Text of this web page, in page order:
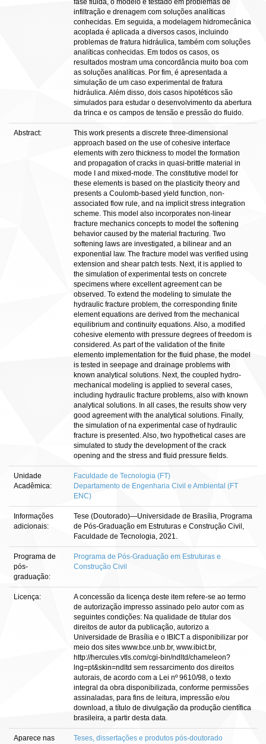
fase fluida, o modelo é testado em problemas de
infiltração e drenagem com soluções analíticas
conhecidas. Em seguida, a modelagem hidromecânica
acoplada é aplicada a diversos casos, incluindo
problemas de fratura hidráulica, também com soluções
analíticas conhecidas. Em todos os casos, os
resultados mostram uma concordância muito boa com
as soluções analíticas. Por fim, é apresentada a
simulação de um caso experimental de fratura
hidráulica. Além disso, dois casos hipotéticos são
simulados para estudar o desenvolvimento da abertura
da trinca e os campos de tensão e pressão do fluido.
Abstract:
This work presents a discrete three-dimensional
approach based on the use of cohesive interface
elements with zero thickness to model the formation
and propagation of cracks in quasi-brittle material in
mode I and mixed-mode. The constitutive model for
these elements is based on the plasticity theory and
presents a Coulomb-based yield function, non-
associated flow rule, and na implicit stress integration
scheme. This model also incorporates non-linear
fracture mechanics concepts to model the softening
behavior caused by the material fracturing. Two
softening laws are investigated, a bilinear and an
exponential law. The fracture model was verified using
extension and shear patch tests. Next, it is applied to
the simulation of experimental tests on concrete
specimens where excellent agreement can be
observed. To extend the modeling to simulate the
hydraulic fracture problem, the corresponding finite
element equations are derived from the mechanical
equilibrium and continuity equations. Also, a modified
cohesive elemento with pressure degrees of freedom is
considered. As part of the validation of the finite
elemento implementation for the fluid phase, the model
is tested in seepage and drainage problems with
known analytical solutions. Next, the coupled hydro-
mechanical modeling is applied to several cases,
including hydraulic fracture problems, also with known
analytical solutions. In all cases, the results show very
good agreement with the analytical solutions. Finally,
the simulation of na experimental case of hydraulic
fracture is presented. Also, two hypothetical cases are
simulated to study the development of the crack
opening and the stress and fluid pressure fields.
Unidade
Acadêmica:
Faculdade de Tecnologia (FT)
Departamento de Engenharia Civil e Ambiental (FT
ENC)
Informações
adicionais:
Tese (Doutorado)—Universidade de Brasília, Programa
de Pós-Graduação em Estruturas e Construção Civil,
Faculdade de Tecnologia, 2021.
Programa de
pós-
graduação:
Programa de Pós-Graduação em Estruturas e
Construção Civil
Licença:
A concessão da licença deste item refere-se ao termo
de autorização impresso assinado pelo autor com as
seguintes condições: Na qualidade de titular dos
direitos de autor da publicação, autorizo a
Universidade de Brasília e o IBICT a disponibilizar por
meio dos sites www.bce.unb.br, www.ibict.br,
http://hercules.vtls.com/cgi-bin/ndltd/chameleon?
lng=pt&skin=ndltd sem ressarcimento dos direitos
autorais, de acordo com a Lei nº 9610/98, o texto
integral da obra disponibilizada, conforme permissões
assinaladas, para fins de leitura, impressão e/ou
download, a título de divulgação da produção científica
brasileira, a partir desta data.
Aparece nas Teses, dissertações e produtos pós-doutorado